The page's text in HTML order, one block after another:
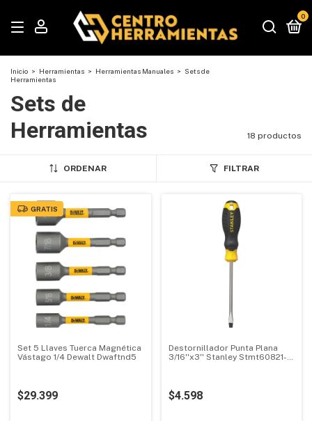
0
Inicio > Herramientas > Herramientas Manuales > Sets de
Herramientas
Sets de
Herramientas
18 productos
ORDENAR FILTRAR
GRATIS
Set 5 Llaves Tuerca Magnética
Vástago 1/4 Dewalt Dwaftnd5
$29.399
Destornillador Punta Plana
3/16''x3'' Stanley Stmt60821-
$4.598